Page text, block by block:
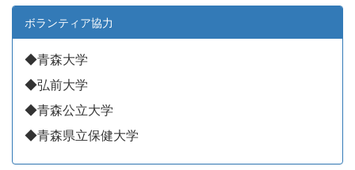
ボランティア協力
◆青森大学
◆弘前大学
◆青森公立大学
◆青森県立保健大学